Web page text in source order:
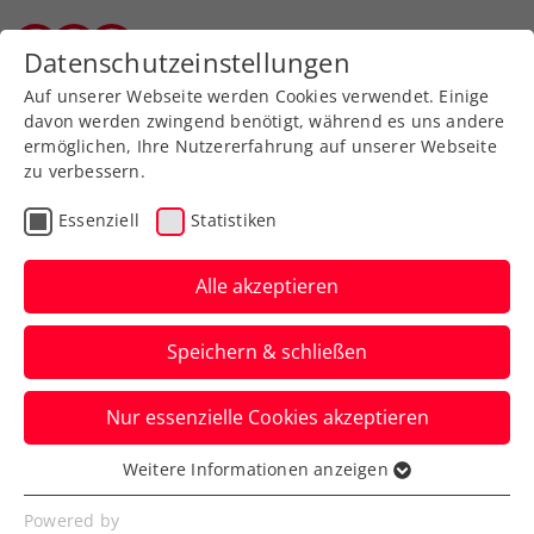
Turniere
Tennis Europe Winter
Cups by Dunlop: Auch
Mädchen U14 erreichen
Finalrunde
Anna Pircher, Kara Fronek und Lea
Haider-Maurer entscheiden Zone C in
Svedala für sich.
Datenschutzeinstellungen
Auf unserer Webseite werden Cookies verwendet. Einige
davon werden zwingend benötigt, während es uns andere
ermöglichen, Ihre Nutzererfahrung auf unserer Webseite
zu verbessern.
Essenziell Statistiken
Alle akzeptieren
Speichern & schließen
Nur essenzielle Cookies akzeptieren
Essenziell
Essenzielle Cookies werden für grundlegende
Weitere Informationen anzeigen
Powered by